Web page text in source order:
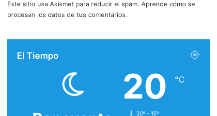
Este sitio usa Akismet para reducir el spam. Aprende cómo se
procesan los datos de tus comentarios.
El Tiempo
20 ℃
30º - 15º